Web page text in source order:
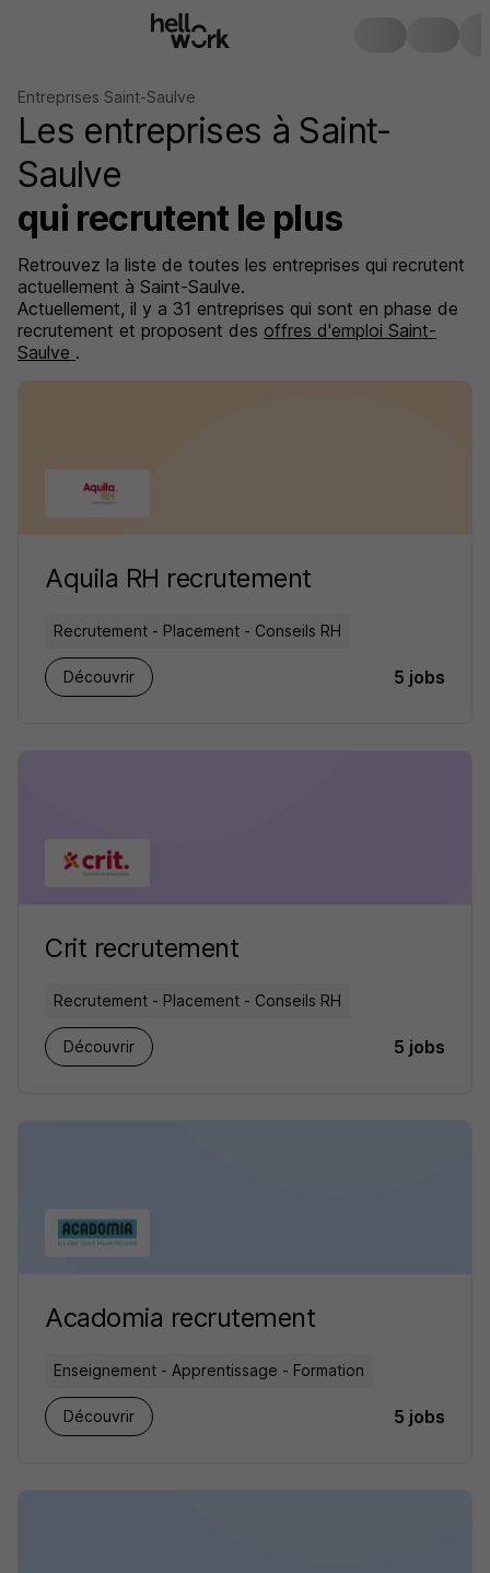
Entreprises Saint-Saulve
Les entreprises à Saint-
Saulve
qui recrutent le plus
Retrouvez la liste de toutes les entreprises qui recrutent
actuellement à Saint-Saulve.
Actuellement, il y a 31 entreprises qui sont en phase de
recrutement et proposent des offres d'emploi Saint-
Saulve .
Aquila RH recrutement
Recrutement - Placement - Conseils RH
Découvrir 5 jobs
Crit recrutement
Recrutement - Placement - Conseils RH
Découvrir 5 jobs
Acadomia recrutement
Enseignement - Apprentissage - Formation
Découvrir 5 jobs